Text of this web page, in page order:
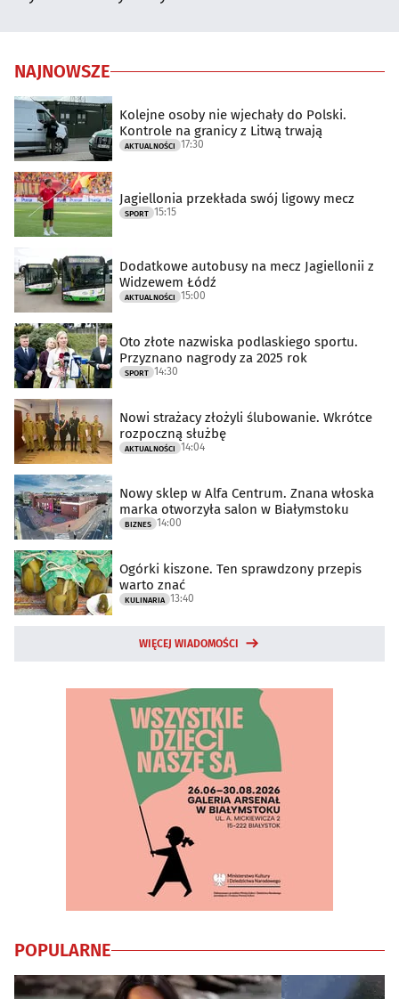
NAJNOWSZE
Kolejne osoby nie wjechały do Polski.
Kontrole na granicy z Litwą trwają
AKTUALNOŚCI 17:30
Jagiellonia przekłada swój ligowy mecz
SPORT 15:15
Dodatkowe autobusy na mecz Jagiellonii z
Widzewem Łódź
AKTUALNOŚCI 15:00
Oto złote nazwiska podlaskiego sportu.
Przyznano nagrody za 2025 rok
SPORT 14:30
Nowi strażacy złożyli ślubowanie. Wkrótce
rozpoczną służbę
AKTUALNOŚCI 14:04
Nowy sklep w Alfa Centrum. Znana włoska
marka otworzyła salon w Białymstoku
BIZNES 14:00
Ogórki kiszone. Ten sprawdzony przepis
warto znać
KULINARIA 13:40
WIĘCEJ WIADOMOŚCI
POPULARNE